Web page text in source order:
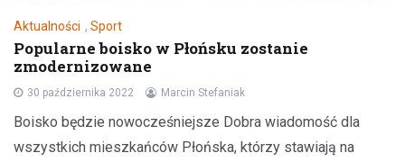
Aktualności , Sport
Popularne boisko w Płońsku zostanie
zmodernizowane
30 października 2022 Marcin Stefaniak
Boisko będzie nowocześniejsze Dobra wiadomość dla
wszystkich mieszkańców Płońska, którzy stawiają na